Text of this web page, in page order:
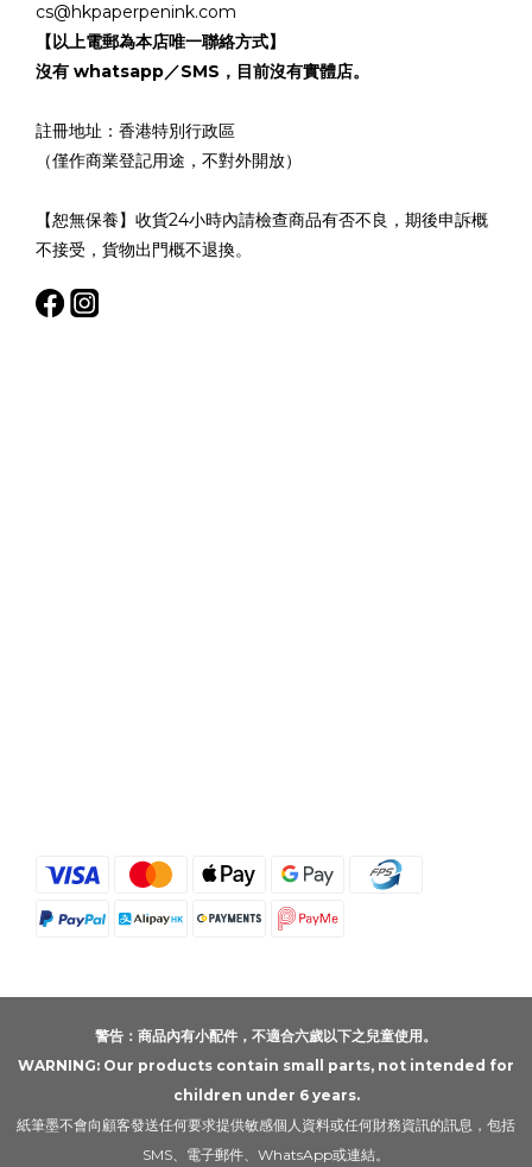
cs@hkpaperpenink.com
【以上電郵為本店唯一聯絡方式】
沒有 whatsapp／SMS，目前沒有實體店。
註冊地址：香港特別行政區
（僅作商業登記用途，不對外開放）
【恕無保養】收貨24小時內請檢查商品有否不良，期後申訴概
不接受，貨物出門概不退換。
警告：商品內有小配件，不適合六歲以下之兒童使用。
WARNING: Our products contain small parts, not intended for
children under 6 years.
紙筆墨不會向顧客發送任何要求提供敏感個人資料或任何財務資訊的訊息，包括
SMS、電子郵件、WhatsApp或連結。